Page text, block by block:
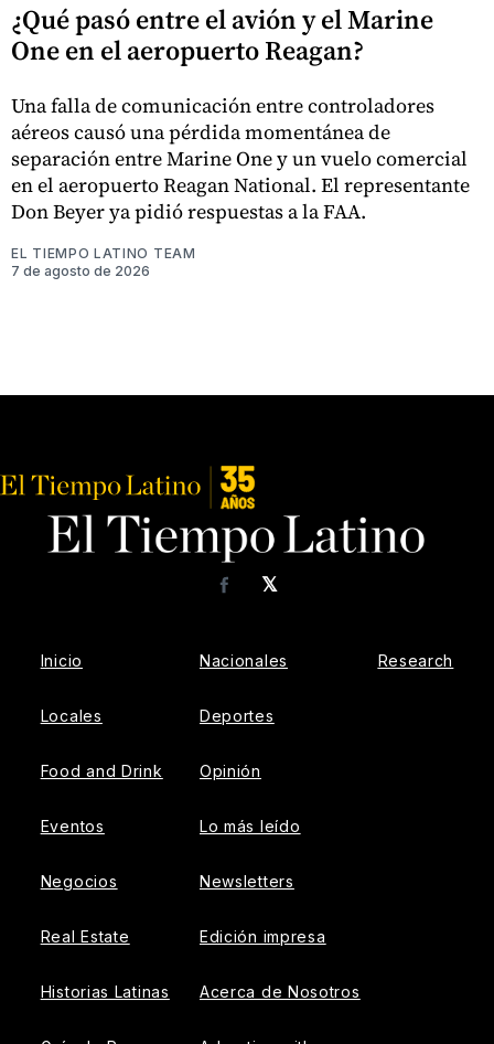
¿Qué pasó entre el avión y el Marine
One en el aeropuerto Reagan?
Una falla de comunicación entre controladores
aéreos causó una pérdida momentánea de
separación entre Marine One y un vuelo comercial
en el aeropuerto Reagan National. El representante
Don Beyer ya pidió respuestas a la FAA.
EL TIEMPO LATINO TEAM
7 de agosto de 2026
𝕏
Facebook
Inicio
Locales
Food and Drink
Eventos
Negocios
Real Estate
Historias Latinas
Nacionales
Deportes
Opinión
Lo más leído
Newsletters
Edición impresa
Acerca de Nosotros
Research